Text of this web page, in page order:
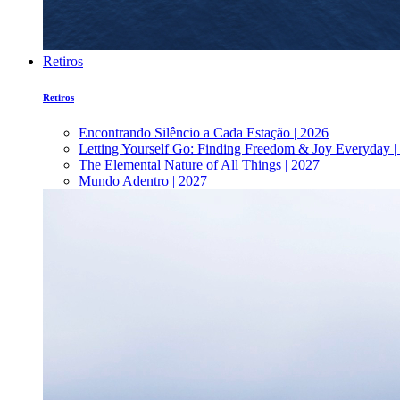
Retiros
Retiros
Encontrando Silêncio a Cada Estação | 2026
Letting Yourself Go: Finding Freedom & Joy Everyday |
The Elemental Nature of All Things | 2027
Mundo Adentro | 2027